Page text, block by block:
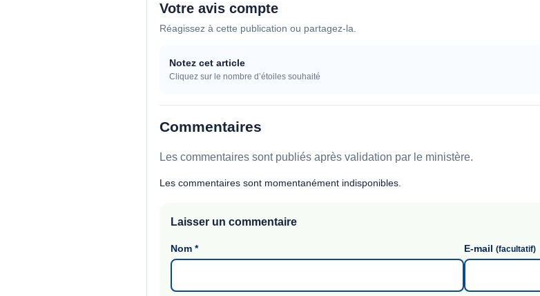
Votre avis compte
Réagissez à cette publication ou partagez-la.
Notez cet article
Cliquez sur le nombre d’étoiles souhaité
Commentaires
Les commentaires sont publiés après validation par le ministère.
Les commentaires sont momentanément indisponibles.
Laisser un commentaire
Nom* E-mail (facultatif)